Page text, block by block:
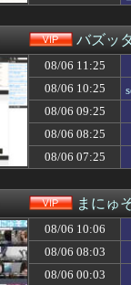
【画像】ヤク
【画像】ビリ
【朗報】
【画像】甲子
日本人「あれ
【悲報】風俗
ブレワイが出
人体実験や拷
【悲報】仙台
【悲報】NHK
【画像】女子
【画像】海外
【画像】重盛
【興奮】知り
【画像】風俗
バズッ
08/06 11:25
08/06 10:25
08/06 09:25
08/06 08:25
08/06 07:25
まにゅ
08/06 10:06
08/06 08:03
08/06 00:03